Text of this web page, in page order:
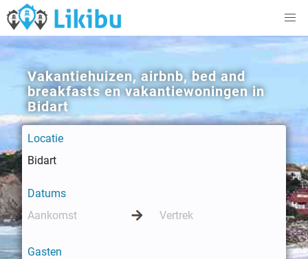
Vakantiehuizen, airbnb, bed and
breakfasts en vakantiewoningen in
Bidart
Locatie
Datums
Gasten